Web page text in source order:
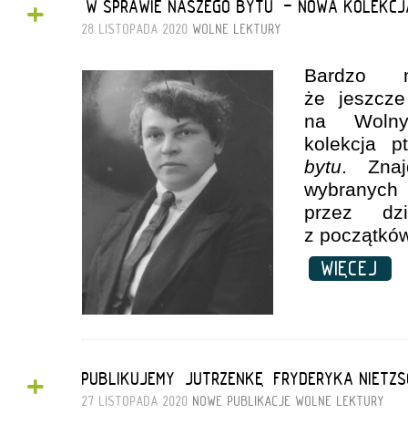
+ „W SPRAWIE NASZEGO BYTU” - NOWA
28 LISTOPADA 2020 WOLNE LEKTURY
Bardzo
że
na
kolekcja
bytu.
przez
z
WIĘCEJ
+ PUBLIKUJEMY „JUTRZENKĘ” FRYDERYKA
27 LISTOPADA 2020 NOWE PUBLIKACJE WOLNE LEKTURY